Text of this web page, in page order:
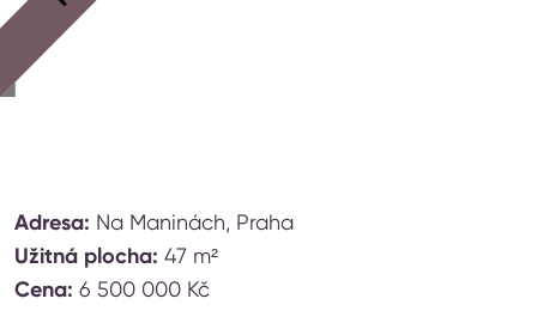
Adresa: Na Maninách, Praha
Užitná plocha: 47 m²
Cena: 6 500 000 Kč